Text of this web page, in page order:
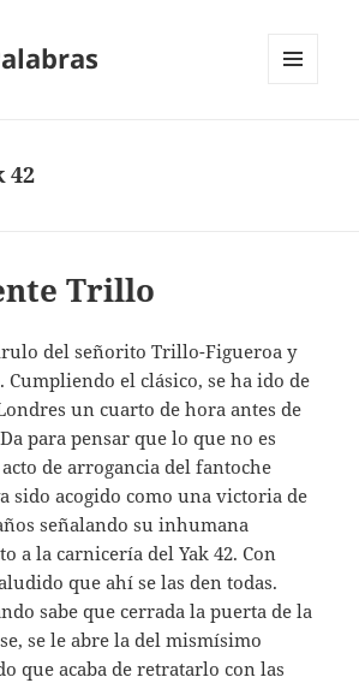
42
Trillo
del señorito Trillo-Figueroa y
Cumpliendo el clásico, se ha ido de
un cuarto de hora antes de
para pensar que lo que no es
de arrogancia del fantoche
sido acogido como una victoria de
señalando su inhumana
a la carnicería del Yak 42. Con
que ahí se las den todas.
sabe que cerrada la puerta de la
se le abre la del mismísimo
que acaba de retratarlo con las